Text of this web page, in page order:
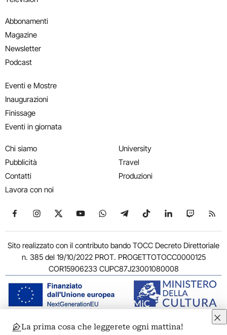
Abbonamenti
Magazine
Newsletter
Podcast
Eventi e Mostre
Inaugurazioni
Finissage
Eventi in giornata
Chi siamo
Pubblicità
Contatti
Lavora con noi
University
Travel
Produzioni
Seguici su Facebook
Seguici su Instagram
Seguici su X
Seguici su YouTube
Seguici su WhatsApp
Seguici su Telegram
Seguici su TikTok
Seguici su
Seguici
Sito realizzato con il contributo bando TOCC Decreto Direttoriale
n. 385 del 19/10/2022 PROT. PROGETTOTOCC0000125
COR15906233 CUPC87J23001080008
© 2011-2026 ARTRIBUNE srl – Corso Vittorio Emanuele II, 287 –
La prima cosa che leggerete ogni mattina!